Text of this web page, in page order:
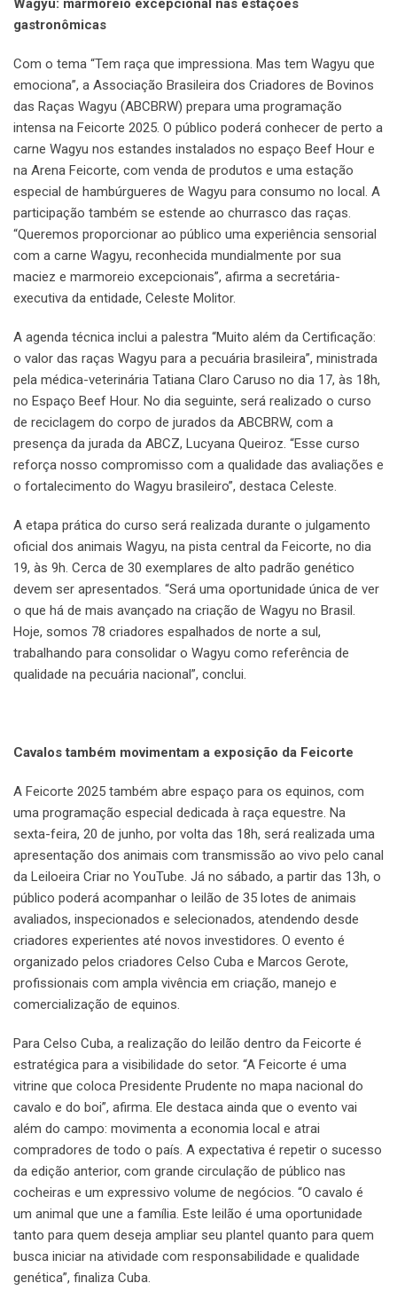
Wagyu: marmoreio excepcional nas estações
gastronômicas
Com o tema “Tem raça que impressiona. Mas tem Wagyu que
emociona”, a Associação Brasileira dos Criadores de Bovinos
das Raças Wagyu (ABCBRW) prepara uma programação
intensa na Feicorte 2025. O público poderá conhecer de perto a
carne Wagyu nos estandes instalados no espaço Beef Hour e
na Arena Feicorte, com venda de produtos e uma estação
especial de hambúrgueres de Wagyu para consumo no local. A
participação também se estende ao churrasco das raças.
“Queremos proporcionar ao público uma experiência sensorial
com a carne Wagyu, reconhecida mundialmente por sua
maciez e marmoreio excepcionais”, afirma a secretária-
executiva da entidade, Celeste Molitor.
A agenda técnica inclui a palestra “Muito além da Certificação:
o valor das raças Wagyu para a pecuária brasileira”, ministrada
pela médica-veterinária Tatiana Claro Caruso no dia 17, às 18h,
no Espaço Beef Hour. No dia seguinte, será realizado o curso
de reciclagem do corpo de jurados da ABCBRW, com a
presença da jurada da ABCZ, Lucyana Queiroz. “Esse curso
reforça nosso compromisso com a qualidade das avaliações e
o fortalecimento do Wagyu brasileiro”, destaca Celeste.
A etapa prática do curso será realizada durante o julgamento
oficial dos animais Wagyu, na pista central da Feicorte, no dia
19, às 9h. Cerca de 30 exemplares de alto padrão genético
devem ser apresentados. “Será uma oportunidade única de ver
o que há de mais avançado na criação de Wagyu no Brasil.
Hoje, somos 78 criadores espalhados de norte a sul,
trabalhando para consolidar o Wagyu como referência de
qualidade na pecuária nacional”, conclui.
Cavalos também movimentam a exposição da Feicorte
A Feicorte 2025 também abre espaço para os equinos, com
uma programação especial dedicada à raça equestre. Na
sexta-feira, 20 de junho, por volta das 18h, será realizada uma
apresentação dos animais com transmissão ao vivo pelo canal
da Leiloeira Criar no YouTube. Já no sábado, a partir das 13h, o
público poderá acompanhar o leilão de 35 lotes de animais
avaliados, inspecionados e selecionados, atendendo desde
criadores experientes até novos investidores. O evento é
organizado pelos criadores Celso Cuba e Marcos Gerote,
profissionais com ampla vivência em criação, manejo e
comercialização de equinos.
Para Celso Cuba, a realização do leilão dentro da Feicorte é
estratégica para a visibilidade do setor. “A Feicorte é uma
vitrine que coloca Presidente Prudente no mapa nacional do
cavalo e do boi”, afirma. Ele destaca ainda que o evento vai
além do campo: movimenta a economia local e atrai
compradores de todo o país. A expectativa é repetir o sucesso
da edição anterior, com grande circulação de público nas
cocheiras e um expressivo volume de negócios. “O cavalo é
um animal que une a família. Este leilão é uma oportunidade
tanto para quem deseja ampliar seu plantel quanto para quem
busca iniciar na atividade com responsabilidade e qualidade
genética”, finaliza Cuba.